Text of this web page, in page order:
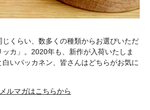
じくらい、数多くの種類からお選びいただ
カ」。2020年も、新作が入荷いたしま
白いパッカネン、皆さんはどちらがお気に
ルマガはこちらから